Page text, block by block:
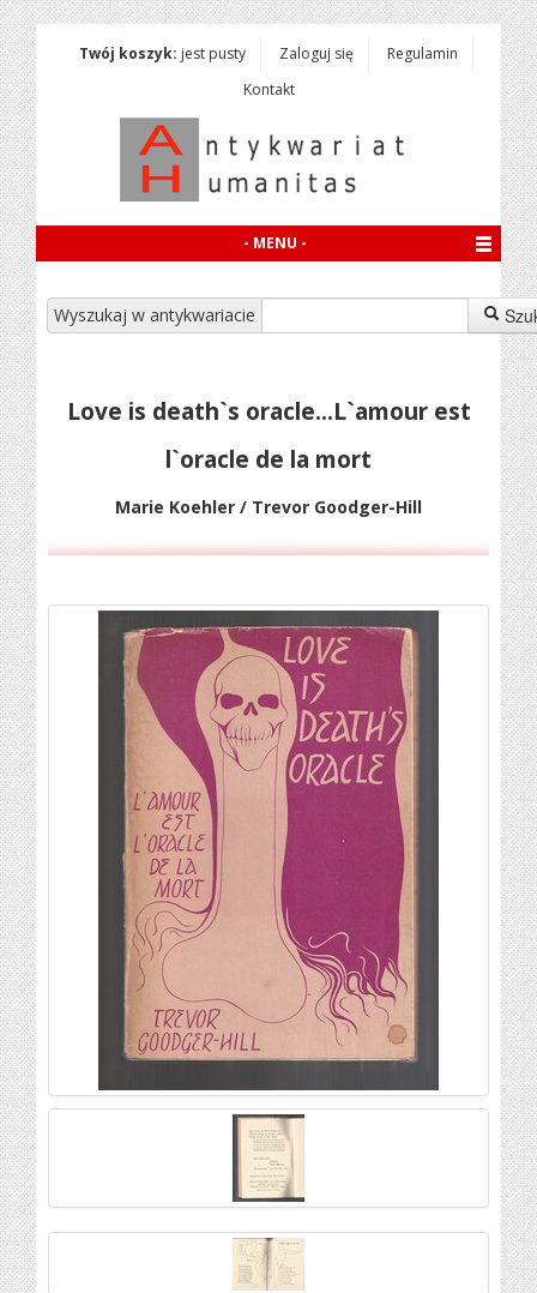
Twój koszyk: jest pusty Zaloguj się
Regulamin
Kontakt
- MENU -
Wyszukaj w antykwariacie
Love is death`s oracle...L`amour est
l`oracle de la mort
Marie Koehler / Trevor Goodger-Hill